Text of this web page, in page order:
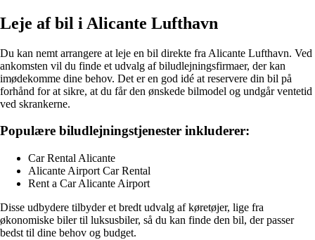
Leje af bil i Alicante Lufthavn
Du kan nemt arrangere at leje en bil direkte fra Alicante Lufthavn. Ved
ankomsten vil du finde et udvalg af biludlejningsfirmaer, der kan
imødekomme dine behov. Det er en god idé at reservere din bil på
forhånd for at sikre, at du får den ønskede bilmodel og undgår ventetid
ved skrankerne.
Populære biludlejningstjenester inkluderer:
Car Rental Alicante
Alicante Airport Car Rental
Rent a Car Alicante Airport
Disse udbydere tilbyder et bredt udvalg af køretøjer, lige fra
økonomiske biler til luksusbiler, så du kan finde den bil, der passer
bedst til dine behov og budget.